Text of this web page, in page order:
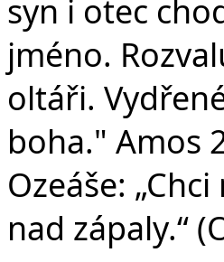
syn i otec
jméno.
oltáři.
boha." Amos
Ozeáše:
nad zápaly.“